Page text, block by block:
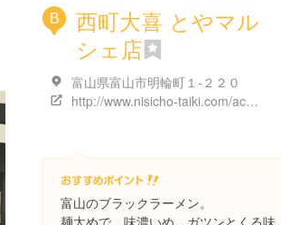
B
西町大喜 とやマル
シェ店
富山県富山市明輪町１-２２０
http://www.nisicho-taiki.com/access.html#toyamarusye
富山のブラックラーメン。
麺太めで、味濃いめ。ガツンとくる味。